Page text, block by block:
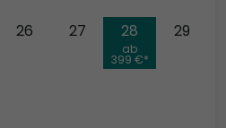
26 27
ab
399 €*
28 29